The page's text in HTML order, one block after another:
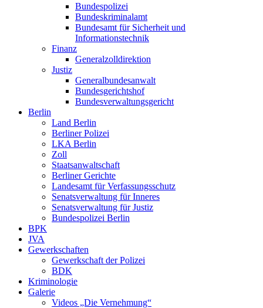
Bundespolizei
Bundeskriminalamt
Bundesamt für Sicherheit und
Informationstechnik
Finanz
Generalzolldirektion
Justiz
Generalbundesanwalt
Bundesgerichtshof
Bundesverwaltungsgericht
Berlin
Land Berlin
Berliner Polizei
LKA Berlin
Zoll
Staatsanwaltschaft
Berliner Gerichte
Landesamt für Verfassungsschutz
Senatsverwaltung für Inneres
Senatsverwaltung für Justiz
Bundespolizei Berlin
BPK
JVA
Gewerkschaften
Gewerkschaft der Polizei
BDK
Kriminologie
Galerie
Videos „Die Vernehmung“